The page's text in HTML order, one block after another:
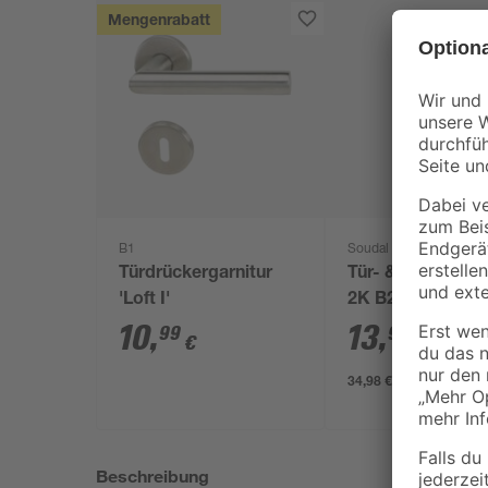
Mengenrabatt
B1
Türdrückergarnitur
'Loft I'
10,99 €
Soudal
Tür- &
2K B2 400 ml
13,99 €
34,98 € / Liter
Beschreibung